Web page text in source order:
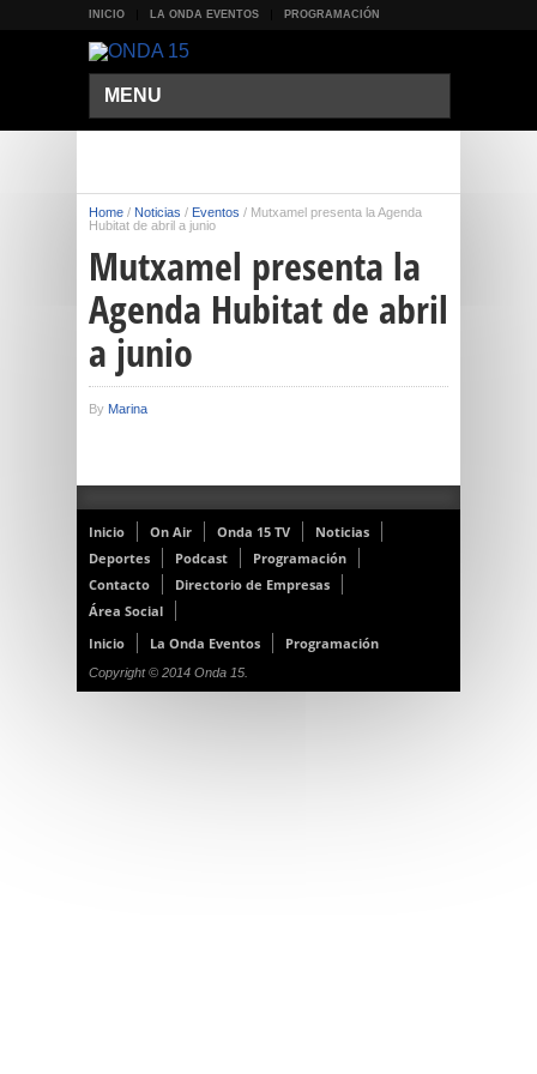
INICIO LA ONDA EVENTOS PROGRAMACIÓN
MENU
Home / Noticias / Eventos / Mutxamel presenta la Agenda
Hubitat de abril a junio
Mutxamel presenta la
Agenda Hubitat de abril
a junio
By Marina
Inicio On Air Onda 15 TV
Noticias
Deportes
Podcast
Programación
Contacto
Directorio de Empresas
Área Social
Inicio
La Onda Eventos Programación
Copyright © 2014 Onda 15.